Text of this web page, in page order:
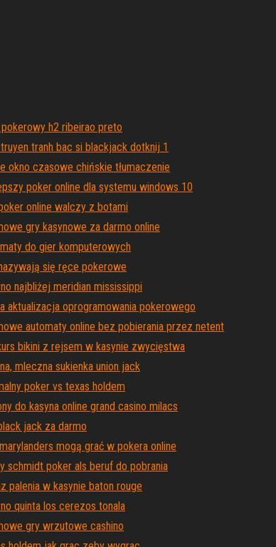
pokerowy h2 ribeirao preto
tranh bac si blackjack dotknij 1
okno czasowe chińskie tłumaczenie
poker online dla systemu windows 10
online walczy z botami
gry kasynowe za darmo online
do gier komputerowych
się ręce pokerowe
najbliżej meridian mississippi
aktualizacja oprogramowania pokerowego
automaty online bez pobierania przez netent
bikini z rejsem w kasynie zwycięstwa
mleczna sukienka union jack
poker vs texas holdem
do kasyna online grand casino milacs
jack za darmo
mogą grać w pokera online
schmidt poker als beruf do pobrania
palenia w kasynie baton rouge
quinta los cerezos tonala
gry wrzutowe cashino